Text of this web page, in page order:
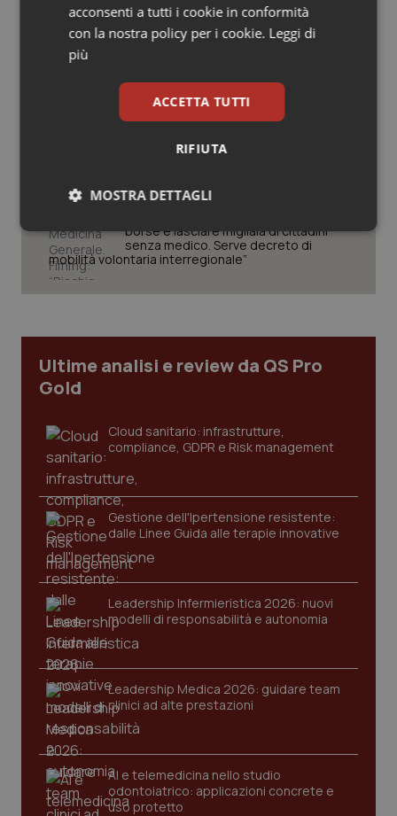
Salute orale & impianti
Sangue & coagulazione
Tumore ovarico
Tumori del Polmone & Testa Collo
Tumori gastrointestinali
Ulcera & Reflusso
Vaccini
West Nile. Rete Izs: “Sorveglianza e
Tracciabilità dei farmaci. Dal Ministero
febbraio 2027 l’adeguamento dei
Formazione Medicina Generale.
borse e lasciare migliaia di cittadini
senza medico. Serve decreto di
mobilità volontaria interregionale”
Ultime analisi e review da QS Pro
Gold
Cloud sanitario: infrastrutture,
compliance, GDPR e Risk management
Gestione dell'Ipertensione resistente:
dalle Linee Guida alle terapie innovative
Leadership Infermieristica 2026: nuovi
modelli di responsabilità e autonomia
Leadership Medica 2026: guidare team
clinici ad alte prestazioni
AI e telemedicina nello studio
odontoiatrico: applicazioni concrete e
uso protetto
acconsenti a tutti i cookie in conformità
con la nostra policy per i cookie. Leggi di
più
ACCETTA TUTTI
RIFIUTA
MOSTRA DETTAGLI
Necessari Statistici Marketing
Necessari Statistici Marketing
I cookie necessari contribuiscono a rendere fruibile il
protette del sito. Il sito web non è in grado di
funzionare correttamente senza questi cookie.
Nome
VISITOR_PRIVACY_METADATA
YouTube
.youtube.com
CookieScriptConsent
CookieScript
www.quotidianosanita.it